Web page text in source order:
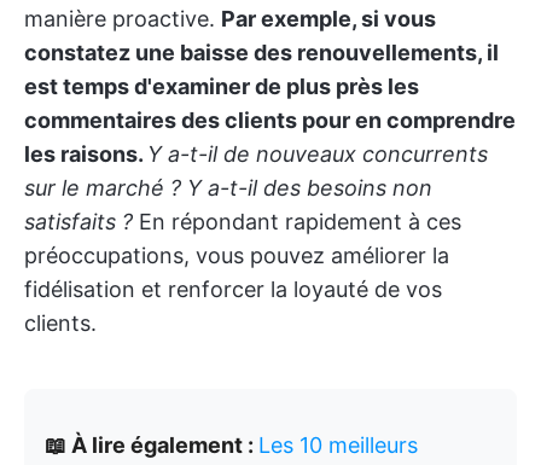
manière proactive. Par exemple, si vous
constatez une baisse des renouvellements, il
est temps d'examiner de plus près les
commentaires des clients pour en comprendre
les raisons. Y a-t-il de nouveaux concurrents
sur le marché ? Y a-t-il des besoins non
satisfaits ? En répondant rapidement à ces
préoccupations, vous pouvez améliorer la
fidélisation et renforcer la loyauté de vos
clients.
📖 À lire également : Les 10 meilleurs